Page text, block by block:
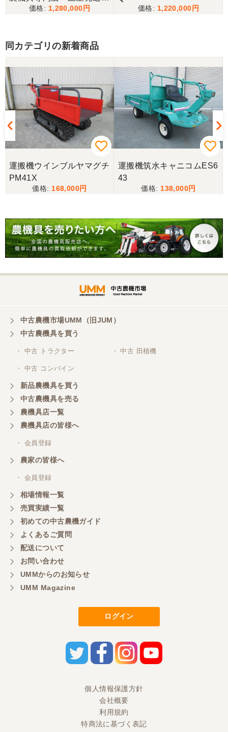
うございました。
山梨県／じん
整備された中古のバインダーを探していて、金額も
だいたい予算内だったのですぐに決めました！ それ
から陸送が可能という所も大きな決め手で、良い買
い物が出来たと非常に満足しております。
山梨県／今井基史
この度は、迅速な対応ありがとうございました。た
だ、メールに記載の配達の受け取りについてタイム
ラグがあり少しとまどいましたので、星をひとつの
山梨県／
迅速丁寧にご対応くださいました。この度はありが
です。
山梨県／井上農場
このたびはお取引ありがとうございました。 梱包も
山梨県／
商談成立の連絡をいたいておりません。
山梨県／中川
このたびは、ありがとうございました。
山梨県／好ちゃん
大変いい商品で草刈り作業で活躍しています
備済み
1,280,000 1,220,000
同カテゴリの新着商品
運搬機ウインブルヤマグチ
PM41X
168,000
運搬機筑水キャニコムES6
43
138,000
中古農機市場UMM（旧JUM）
中古農機具を買う
・ 中古 トラクター ・ 中古 田植機
・ 中古 コンバイン
新品農機具を買う
中古農機具を売る
農機具店一覧
農機具店の皆様へ
・ 会員登録
農家の皆様へ
・ 会員登録
相場情報一覧
売買実績一覧
初めての中古農機ガイド
よくあるご質問
配送について
お問い合わせ
UMMからのお知らせ
UMM Magazine
ログイン
個人情報保護方針
会社概要
利用規約
特商法に基づく表記